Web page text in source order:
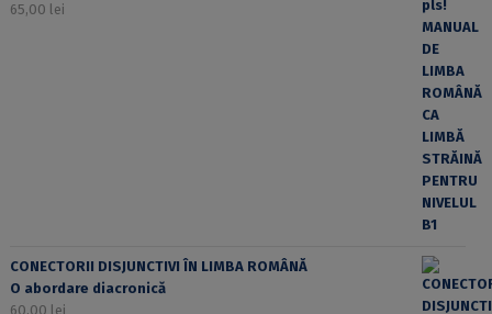
65,00 lei
CONECTORII DISJUNCTIVI ÎN LIMBA ROMÂNĂ
O abordare diacronică
60,00 lei